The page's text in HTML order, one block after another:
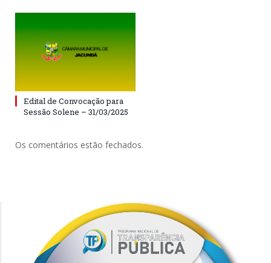
Edital de Convocação para
Sessão Solene – 31/03/2025
Os comentários estão fechados.